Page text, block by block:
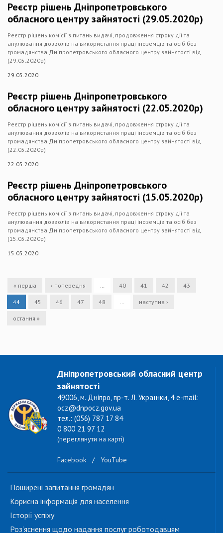
Реєстр рішень Дніпропетровського
обласного центру зайнятості (29.05.2020р)
Реєстр рішень комісії з питань видачі, продовження строку дії та
анулювання дозволів на використання праці іноземців та осіб без
громадянства Дніпропетровського обласного центру зайнятості від
(29.05.2020р)
29.05.2020
Реєстр рішень Дніпропетровського
обласного центру зайнятості (22.05.2020р)
Реєстр рішень комісії з питань видачі, продовження строку дії та
анулювання дозволів на використання праці іноземців та осіб без
громадянства Дніпропетровського обласного центру зайнятості від
(22.05.2020р)
22.05.2020
Реєстр рішень Дніпропетровського
обласного центру зайнятості (15.05.2020р)
Реєстр рішень комісії з питань видачі, продовження строку дії та
анулювання дозволів на використання праці іноземців та осіб без
громадянства Дніпропетровського обласного центру зайнятості від
(15.05.2020р)
15.05.2020
« перша ‹ попередня … 40 41 42 43
44 45 46 47 48 … наступна ›
остання »
Дніпропетровський обласний центр
зайнятості
49006, м. Дніпро, пр-т. Л. Українки, 4 e-mail:
ocz@dnpocz.gov.ua
тел.: (056) 787 17 84
0 800 21 97 12
(переглянути на карті)
Facebook / YouTube
Поширені запитання громадян
Корисна інформація для населення
Історії успіху
Роз'яснення щодо надання послуг роботодавцям